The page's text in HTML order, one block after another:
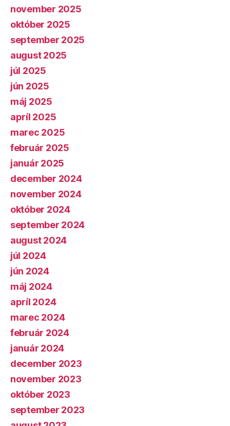
november 2025
október 2025
september 2025
august 2025
júl 2025
jún 2025
máj 2025
apríl 2025
marec 2025
február 2025
január 2025
december 2024
november 2024
október 2024
september 2024
august 2024
júl 2024
jún 2024
máj 2024
apríl 2024
marec 2024
február 2024
január 2024
december 2023
november 2023
október 2023
september 2023